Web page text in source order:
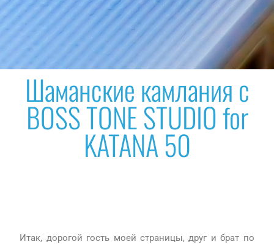
Шаманские камлания с
BOSS TONE STUDIO for
KATANA 50
Итак, дорогой гость моей страницы, друг и брат по